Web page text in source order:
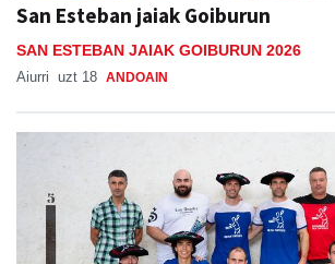
San Esteban jaiak Goiburun
SAN ESTEBAN JAIAK GOIBURUN 2026
Aiurri uzt 18 ANDOAIN